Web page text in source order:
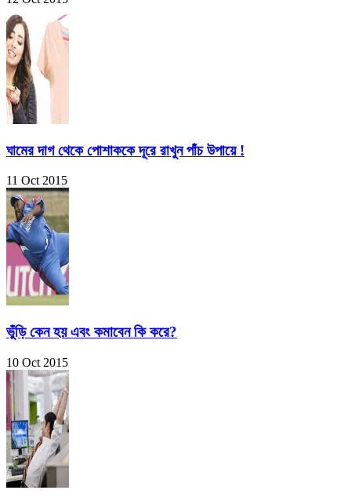
ঘামের দাগ থেকে পোশাককে দূরে রাখুন পাঁচ উপায়ে !
11 Oct 2015
ভুঁড়ি কেন হয় এবং কমাবেন কি করে?
10 Oct 2015